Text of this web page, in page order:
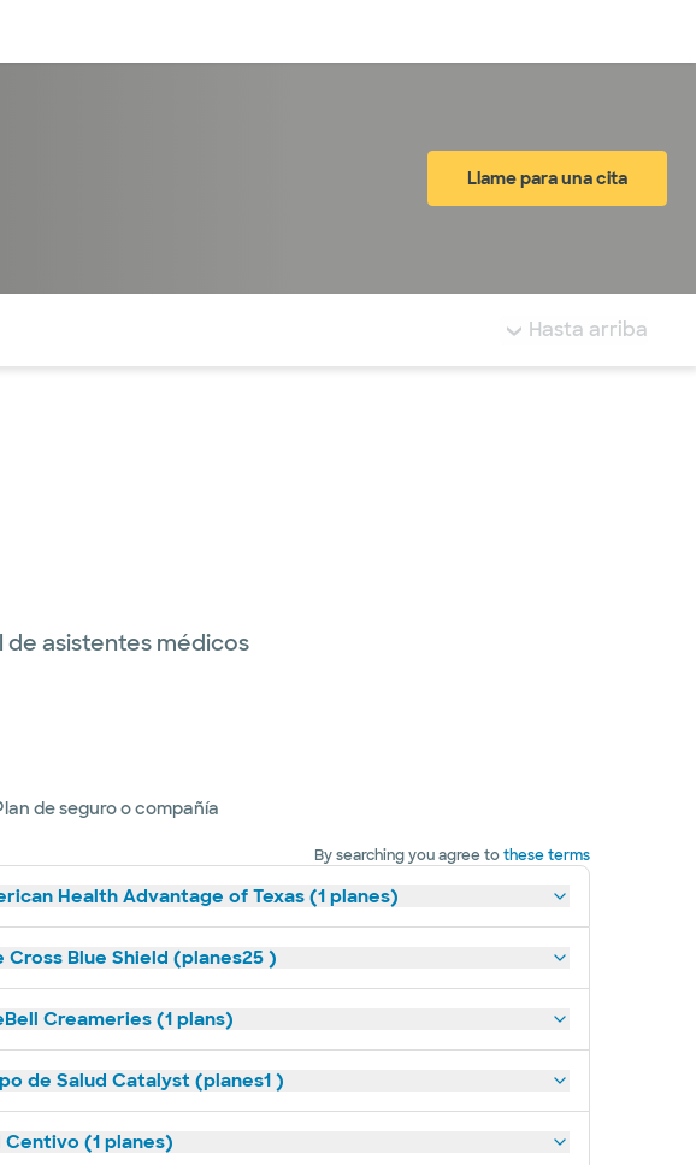
Llame para una cita
Hasta arriba
asistentes médicos
de seguro o compañía
By searching you agree tothese terms
Health Advantage of Texas (1 planes)
Cross Blue Shield (planes25 )
Creameries (1 plans)
de Salud Catalyst (planes1 )
Centivo (1 planes)